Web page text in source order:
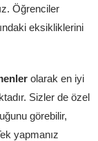
Öğrenciler
eksikliklerini
olarak en iyi
Sizler de özel
görebilir,
yapmanız